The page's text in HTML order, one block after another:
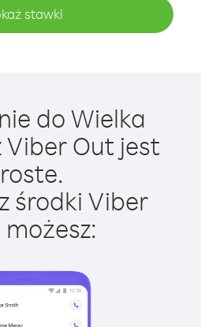
stawki
do Wielka
Viber Out jest
środki Viber